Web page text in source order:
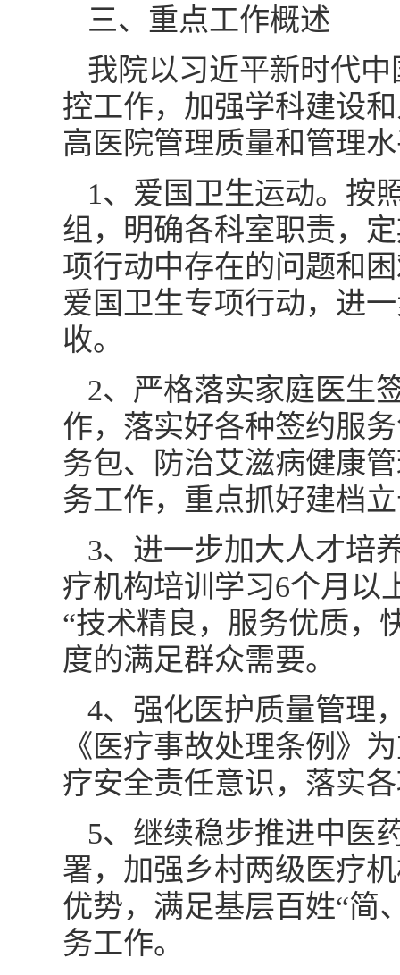
三、重点工作概述
我院以习近平新时代
控工作，加强学科建设
高医院管理质量和管理
1、爱国卫生运动。按
组，明确各科室职责，
项行动中存在的问题和
爱国卫生专项行动，进
收。
2、严格落实家庭医生
作，落实好各种签约服
务包、防治艾滋病健康
务工作，重点抓好建档
3、进一步加大人才培
疗机构培训学习6个月以
“技术精良，服务优质，
度的满足群众需要。
4、强化医护质量管理
《医疗事故处理条例》
疗安全责任意识，落实
5、继续稳步推进中医
署，加强乡村两级医疗
优势，满足基层百姓“简
务工作。